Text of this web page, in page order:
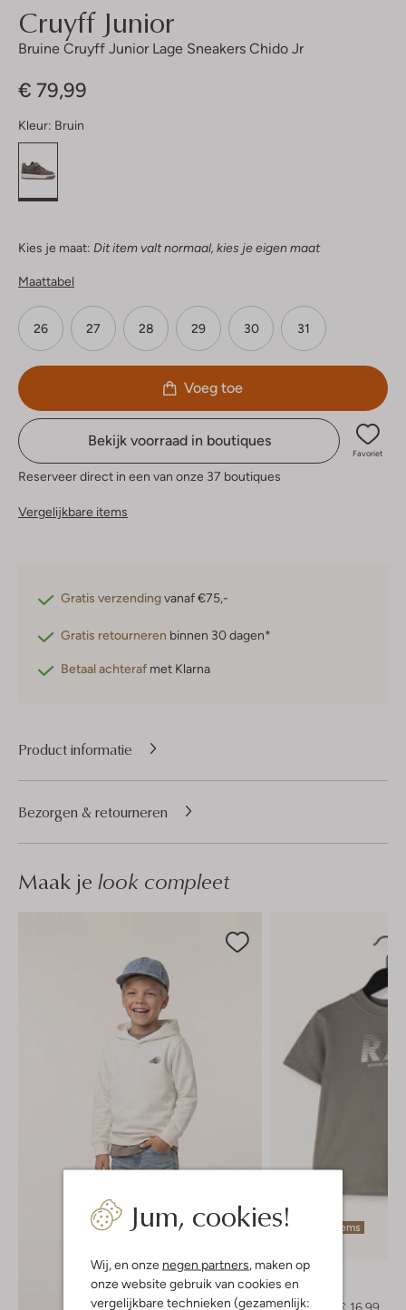
Jum, cookies!
Wij, en onze negen partners , maken op
onze website gebruik van cookies en
vergelijkbare technieken (gezamenlijk:
Cruyff Junior
Bruine Cruyff Junior Lage Sneakers Chido Jr
€ 79,99
Kleur: Bruin
Kies je maat: Dit item valt normaal, kies je eigen maat
Maattabel
26 27 28 29 30 31
Voeg toe
Bekijk voorraad in boutiques
Favoriet
Reserveer direct in een van onze 37 boutiques
Vergelijkbare items
Gratis verzendingvanaf €75,-
Gratis retourneren binnen 30 dagen*
Betaal achteraf met Klarna
Product informatie
Bezorgen & retourneren
Maak je look compleet
Laatste items
Raizzed
T-shirt